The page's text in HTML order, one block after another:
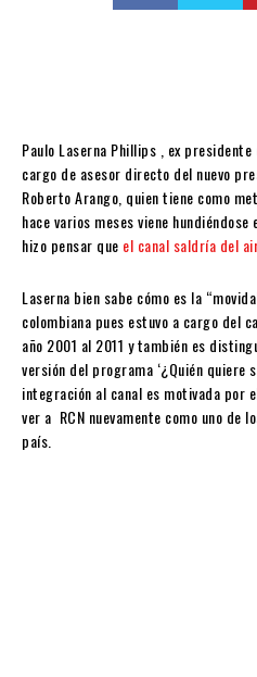
Paulo Laserna Phillips , ex
cargo de asesor directo del nuevo
Roberto Arango, quien tiene como
hace varios meses viene
hizo pensar que el canal saldría del
Laserna bien sabe cómo es la
colombiana pues estuvo a cargo del
año 2001 al 2011 y también es
versión del programa ‘¿Quién quiere
integración al canal es motivada por
ver a RCN nuevamente como uno de
país.